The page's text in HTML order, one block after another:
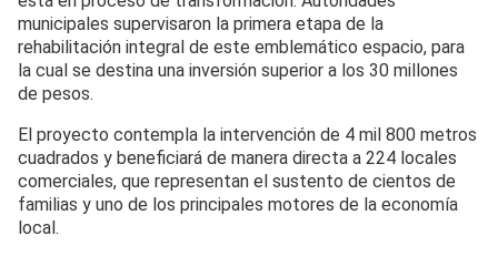
municipales supervisaron la primera etapa de la
rehabilitación integral de este emblemático espacio, para
la cual se destina una inversión superior a los 30 millones
de pesos.
El proyecto contempla la intervención de 4 mil 800 metros
cuadrados y beneficiará de manera directa a 224 locales
comerciales, que representan el sustento de cientos de
familias y uno de los principales motores de la economía
local.